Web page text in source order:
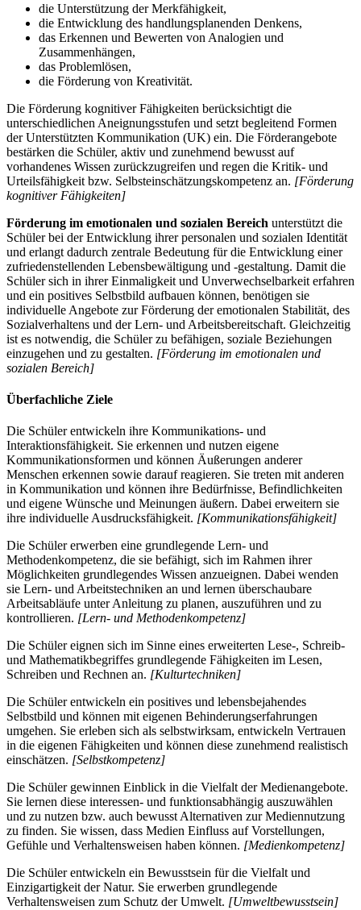
die Unterstützung der Merkfähigkeit,
die Entwicklung des handlungsplanenden Denkens,
das Erkennen und Bewerten von Analogien und
Zusammenhängen,
das Problemlösen,
die Förderung von Kreativität.
Die Förderung kognitiver Fähigkeiten berücksichtigt die
unterschiedlichen Aneignungsstufen und setzt begleitend Formen
der Unterstützten Kommunikation (UK) ein. Die Förderangebote
bestärken die Schüler, aktiv und zunehmend bewusst auf
vorhandenes Wissen zurückzugreifen und regen die Kritik- und
Urteilsfähigkeit bzw. Selbsteinschätzungskompetenz an. [Förderung
kognitiver Fähigkeiten]
Förderung im emotionalen und sozialen Bereich unterstützt die
Schüler bei der Entwicklung ihrer personalen und sozialen Identität
und erlangt dadurch zentrale Bedeutung für die Entwicklung einer
zufriedenstellenden Lebensbewältigung und -gestaltung. Damit die
Schüler sich in ihrer Einmaligkeit und Unverwechselbarkeit erfahren
und ein positives Selbstbild aufbauen können, benötigen sie
individuelle Angebote zur Förderung der emotionalen Stabilität, des
Sozialverhaltens und der Lern- und Arbeitsbereitschaft. Gleichzeitig
ist es notwendig, die Schüler zu befähigen, soziale Beziehungen
einzugehen und zu gestalten. [Förderung im emotionalen und
sozialen Bereich]
Überfachliche Ziele
Die Schüler entwickeln ihre Kommunikations- und
Interaktionsfähigkeit. Sie erkennen und nutzen eigene
Kommunikationsformen und können Äußerungen anderer
Menschen erkennen sowie darauf reagieren. Sie treten mit anderen
in Kommunikation und können ihre Bedürfnisse, Befindlichkeiten
und eigene Wünsche und Meinungen äußern. Dabei erweitern sie
ihre individuelle Ausdrucksfähigkeit. [Kommunikationsfähigkeit]
Die Schüler erwerben eine grundlegende Lern- und
Methodenkompetenz, die sie befähigt, sich im Rahmen ihrer
Möglichkeiten grundlegendes Wissen anzueignen. Dabei wenden
sie Lern- und Arbeitstechniken an und lernen überschaubare
Arbeitsabläufe unter Anleitung zu planen, auszuführen und zu
kontrollieren. [Lern- und Methodenkompetenz]
Die Schüler eignen sich im Sinne eines erweiterten Lese-, Schreib-
und Mathematikbegriffes grundlegende Fähigkeiten im Lesen,
Schreiben und Rechnen an. [Kulturtechniken]
Die Schüler entwickeln ein positives und lebensbejahendes
Selbstbild und können mit eigenen Behinderungserfahrungen
umgehen. Sie erleben sich als selbstwirksam, entwickeln Vertrauen
in die eigenen Fähigkeiten und können diese zunehmend realistisch
einschätzen. [Selbstkompetenz]
Die Schüler gewinnen Einblick in die Vielfalt der Medienangebote.
Sie lernen diese interessen- und funktionsabhängig auszuwählen
und zu nutzen bzw. auch bewusst Alternativen zur Mediennutzung
zu finden. Sie wissen, dass Medien Einfluss auf Vorstellungen,
Gefühle und Verhaltensweisen haben können. [Medienkompetenz]
Die Schüler entwickeln ein Bewusstsein für die Vielfalt und
Einzigartigkeit der Natur. Sie erwerben grundlegende
Verhaltensweisen zum Schutz der Umwelt. [Umweltbewusstsein]